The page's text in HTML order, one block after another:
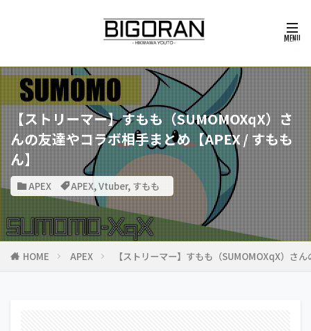
【ストリーマー】すもも（SUMOMOXqX）さ
んの友達やコラボ相手まとめ【APEX / すもも
ん】
APEX APEX,Vtuber, すもも
HOME APEX 【ストリーマー】すもも（SUMOMOXqX）さ